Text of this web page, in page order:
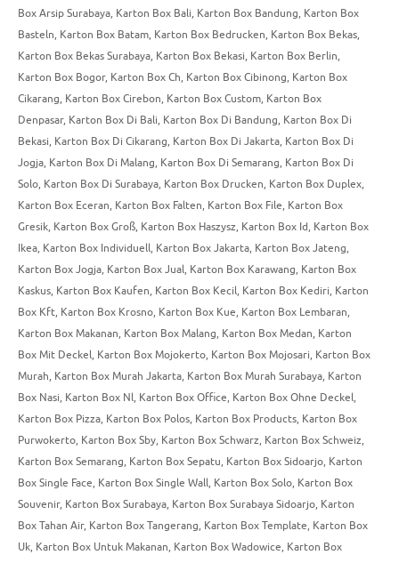
Box Arsip Surabaya, Karton Box Bali, Karton Box Bandung, Karton Box
Basteln, Karton Box Batam, Karton Box Bedrucken, Karton Box Bekas,
Karton Box Bekas Surabaya, Karton Box Bekasi, Karton Box Berlin,
Karton Box Bogor, Karton Box Ch, Karton Box Cibinong, Karton Box
Cikarang, Karton Box Cirebon, Karton Box Custom, Karton Box
Denpasar, Karton Box Di Bali, Karton Box Di Bandung, Karton Box Di
Bekasi, Karton Box Di Cikarang, Karton Box Di Jakarta, Karton Box Di
Jogja, Karton Box Di Malang, Karton Box Di Semarang, Karton Box Di
Solo, Karton Box Di Surabaya, Karton Box Drucken, Karton Box Duplex,
Karton Box Eceran, Karton Box Falten, Karton Box File, Karton Box
Gresik, Karton Box Groß, Karton Box Haszysz, Karton Box Id, Karton Box
Ikea, Karton Box Individuell, Karton Box Jakarta, Karton Box Jateng,
Karton Box Jogja, Karton Box Jual, Karton Box Karawang, Karton Box
Kaskus, Karton Box Kaufen, Karton Box Kecil, Karton Box Kediri, Karton
Box Kft, Karton Box Krosno, Karton Box Kue, Karton Box Lembaran,
Karton Box Makanan, Karton Box Malang, Karton Box Medan, Karton
Box Mit Deckel, Karton Box Mojokerto, Karton Box Mojosari, Karton Box
Murah, Karton Box Murah Jakarta, Karton Box Murah Surabaya, Karton
Box Nasi, Karton Box Nl, Karton Box Office, Karton Box Ohne Deckel,
Karton Box Pizza, Karton Box Polos, Karton Box Products, Karton Box
Purwokerto, Karton Box Sby, Karton Box Schwarz, Karton Box Schweiz,
Karton Box Semarang, Karton Box Sepatu, Karton Box Sidoarjo, Karton
Box Single Face, Karton Box Single Wall, Karton Box Solo, Karton Box
Souvenir, Karton Box Surabaya, Karton Box Surabaya Sidoarjo, Karton
Box Tahan Air, Karton Box Tangerang, Karton Box Template, Karton Box
Uk, Karton Box Untuk Makanan, Karton Box Wadowice, Karton Box